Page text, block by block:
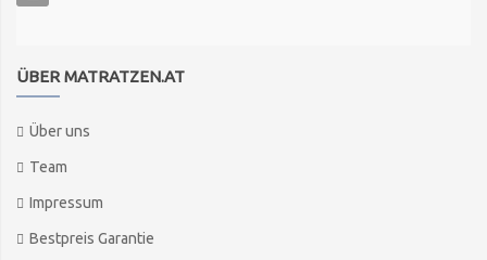
ÜBER MATRATZEN.AT
Über uns
Team
Impressum
Bestpreis Garantie